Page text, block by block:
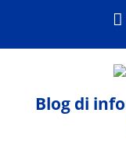
contenuto
Blog di